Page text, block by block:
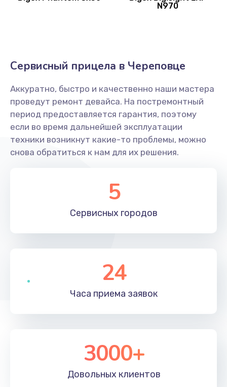
N970
Сервисный прицела в Череповце
Аккуратно, быстро и качественно наши мастера
проведут ремонт девайса. На постремонтный
период предоставляется гарантия, поэтому
если во время дальнейшей эксплуатации
техники возникнут какие-то проблемы, можно
снова обратиться к нам для их решения.
5
Сервисных городов
24
Часа приема заявок
3000+
Довольных клиентов